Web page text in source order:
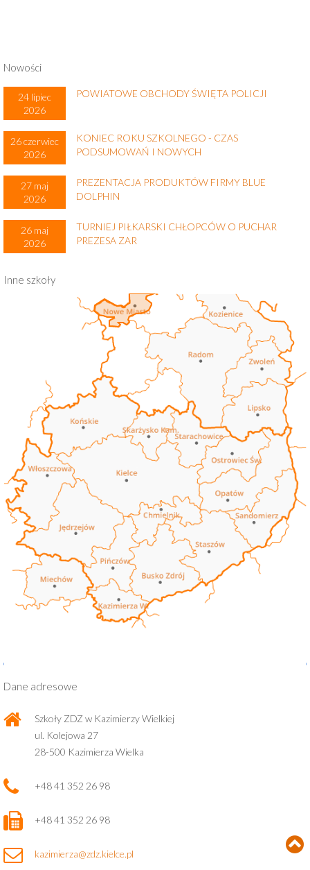
Nowości
24 lipiec
2026
POWIATOWE OBCHODY ŚWIĘTA POLICJI
26 czerwiec
2026
KONIEC ROKU SZKOLNEGO - CZAS
PODSUMOWAŃ I NOWYCH
27 maj
2026
PREZENTACJA PRODUKTÓW FIRMY BLUE
DOLPHIN
26 maj
2026
TURNIEJ PIŁKARSKI CHŁOPCÓW O PUCHAR
PREZESA ZAR
Inne szkoły
Dane adresowe
Szkoły ZDZ w Kazimierzy Wielkiej
ul. Kolejowa 27
28-500 Kazimierza Wielka
+48 41 352 26 98
+48 41 352 26 98
kazimierza@zdz.kielce.pl